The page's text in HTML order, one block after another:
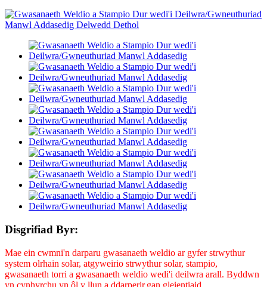
Disgrifiad Byr:
Mae ein cwmni'n darparu gwasanaeth weldio ar gyfer strwythur
system olrhain solar, atgyweirio strwythur solar, stampio,
gwasanaeth torri a gwasanaeth weldio wedi'i deilwra arall. Byddwn
yn cynhyrchu yn ôl y llun a ddarperir.gan gleientiaid.